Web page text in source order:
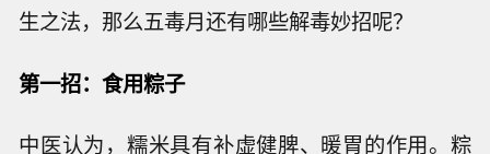
生之法，那么五毒月还有哪些解毒妙招呢？
第一招：食用粽子
中医认为，糯米具有补虚健脾、暖胃的作用。粽